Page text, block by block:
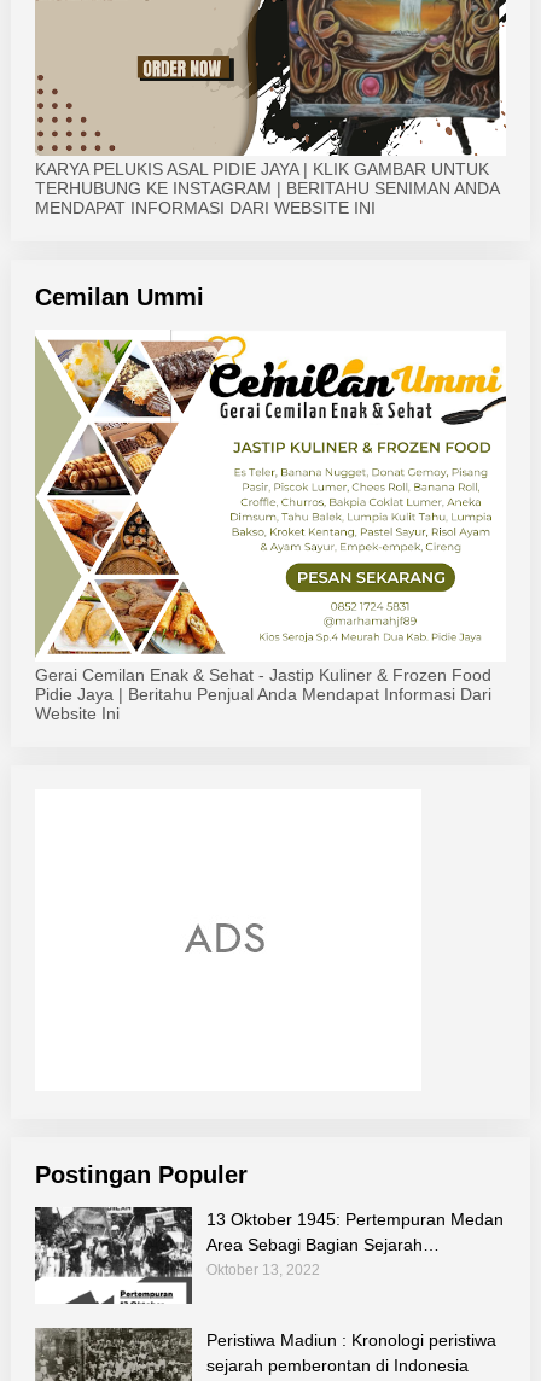
KARYA PELUKIS ASAL PIDIE JAYA | KLIK GAMBAR UNTUK
TERHUBUNG KE INSTAGRAM | BERITAHU SENIMAN ANDA
MENDAPAT INFORMASI DARI WEBSITE INI
Cemilan Ummi
Gerai Cemilan Enak & Sehat - Jastip Kuliner & Frozen Food
Pidie Jaya | Beritahu Penjual Anda Mendapat Informasi Dari
Website Ini
Postingan Populer
13 Oktober 1945: Pertempuran Medan
Area Sebagi Bagian Sejarah
Perjuangan Bangsa
Oktober 13, 2022
Peristiwa Madiun : Kronologi peristiwa
sejarah pemberontan di Indonesia